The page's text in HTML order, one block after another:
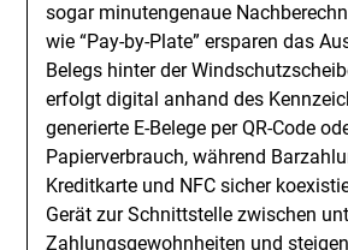
sogar minutengenaue
wie “Pay-by-Plate” ersparen das
Belegs hinter der
erfolgt digital anhand des
generierte E-Belege per QR-Code
Papierverbrauch, während
Kreditkarte und NFC sicher
Gerät zur Schnittstelle zwischen
Zahlungsgewohnheiten und